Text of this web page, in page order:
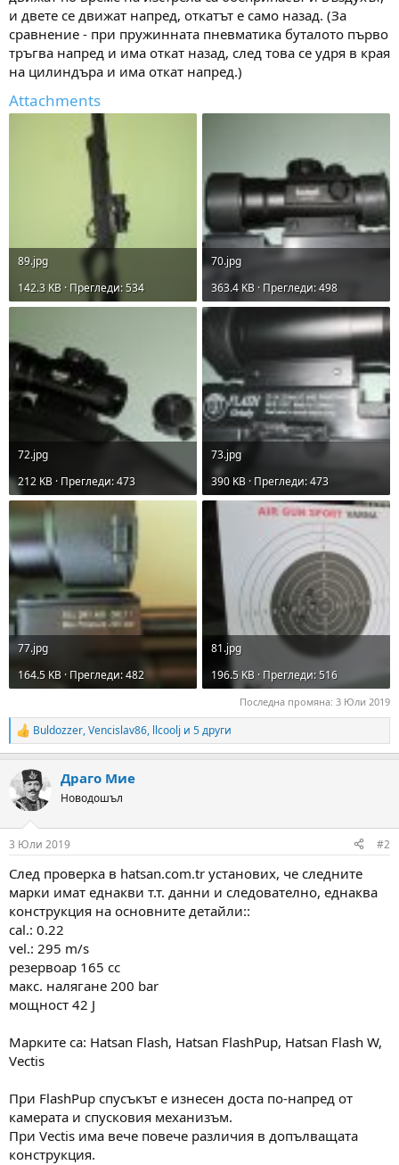
и двете се движат напред, откатът е само назад. (За
сравнение - при пружинната пневматика буталото първо
тръгва напред и има откат назад, след това се удря в края
на цилиндъра и има откат напред.)
Attachments
89.jpg
142.3 KB · Прегледи: 534
70.jpg
363.4 KB · Прегледи: 498
72.jpg
212 KB · Прегледи: 473
73.jpg
390 KB · Прегледи: 473
77.jpg
164.5 KB · Прегледи: 482
81.jpg
196.5 KB · Прегледи: 516
Последна промяна: 3 Юли 2019
R
e
c
t
i
s
Buldozzer,Vencislav86, llcoolj и 5 други
Драго Мие
Новодошъл
3 Юли 2019 #2
След проверка в hatsan.com.tr установих, че следните
марки имат еднакви т.т. данни и следователно, еднаква
конструкция на основните детайли::
cal.: 0.22
vel.: 295 m/s
резервоар 165 сс
макс. налягане 200 bar
мощност 42 J
Марките са: Hatsan Flash, Hatsan FlashPup, Hatsan Flash W,
Vectis
При FlashPup спусъкът е изнесен доста по-напред от
камерата и спусковия механизъм.
При Vectis има вече повече различия в допълващата
конструкция.